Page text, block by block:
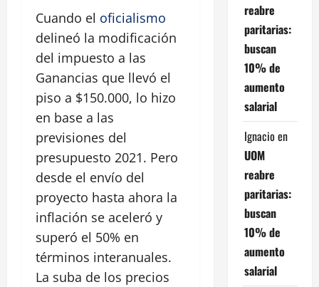
Cuando el oficialismo
delineó la modificación
del impuesto a las
Ganancias que llevó el
piso a $150.000, lo hizo
en base a las
previsiones del
presupuesto 2021. Pero
desde el envío del
proyecto hasta ahora la
inflación se aceleró y
superó el 50% en
términos interanuales.
La suba de los precios
reabre
paritarias:
buscan
10% de
aumento
salarial
Ignacio en
UOM
reabre
paritarias:
buscan
10% de
aumento
salarial